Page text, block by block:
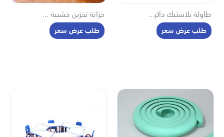
طاولة بلاستيك دائر...
طلب عرض سعر
خزانة تخزين خشبية ...
طلب عرض سعر